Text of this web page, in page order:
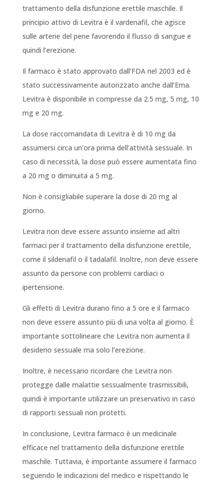
trattamento della disfunzione erettile maschile. Il
principio attivo di Levitra è il vardenafil, che agisce
sulle arterie del pene favorendo il flusso di sangue e
quindi l’erezione.
Il farmaco è stato approvato dall’FDA nel 2003 ed è
stato successivamente autorizzato anche dall’Ema.
Levitra è disponibile in compresse da 2.5 mg, 5 mg, 10
mg e 20 mg.
La dose raccomandata di Levitra è di 10 mg da
assumersi circa un’ora prima dell’attività sessuale. In
caso di necessità, la dose può essere aumentata fino
a 20 mg o diminuita a 5 mg.
Non è consigliabile superare la dose di 20 mg al
giorno.
Levitra non deve essere assunto insieme ad altri
farmaci per il trattamento della disfunzione erettile,
come il sildenafil o il tadalafil. Inoltre, non deve essere
assunto da persone con problemi cardiaci o
ipertensione.
Gli effetti di Levitra durano fino a 5 ore e il farmaco
non deve essere assunto più di una volta al giorno. È
importante sottolineare che Levitra non aumenta il
desiderio sessuale ma solo l’erezione.
Inoltre, è necessario ricordare che Levitra non
protegge dalle malattie sessualmente trasmissibili,
quindi è importante utilizzare un preservativo in caso
di rapporti sessuali non protetti.
In conclusione, Levitra farmaco è un medicinale
efficace nel trattamento della disfunzione erettile
maschile. Tuttavia, è importante assumere il farmaco
seguendo le indicazioni del medico e rispettando le